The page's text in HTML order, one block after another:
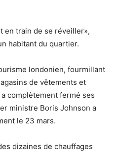
en train de se réveiller»,
habitant du quartier.
londonien, fourmillant
de vêtements et
complètement fermé ses
ministre Boris Johnson a
le 23 mars.
dizaines de chauffages